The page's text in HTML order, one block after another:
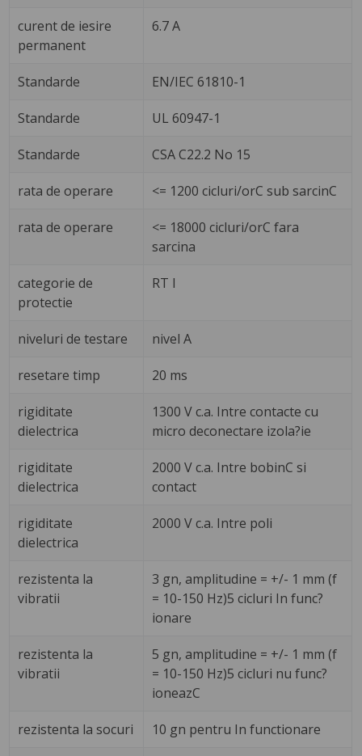
curent de iesire
permanent
6.7 A
Standarde EN/IEC 61810-1
Standarde UL 60947-1
Standarde CSA C22.2 No 15
rata de operare <= 1200 cicluri/orC sub sarcinC
rata de operare
<= 18000 cicluri/orC fara
sarcina
categorie de
protectie
RT I
niveluri de testare nivel A
resetare timp 20 ms
rigiditate
dielectrica
1300 V c.a. Intre contacte cu
micro deconectare izola?ie
rigiditate
dielectrica
2000 V c.a. Intre bobinC si
contact
rigiditate
dielectrica
2000 V c.a. Intre poli
rezistenta la
vibratii
3 gn, amplitudine = +/- 1 mm (f
= 10-150 Hz)5 cicluri In func?
ionare
rezistenta la
vibratii
5 gn, amplitudine = +/- 1 mm (f
= 10-150 Hz)5 cicluri nu func?
ioneazC
rezistenta la socuri 10 gn pentru In functionare